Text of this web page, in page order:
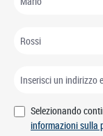
Selezionando
informazioni sulla